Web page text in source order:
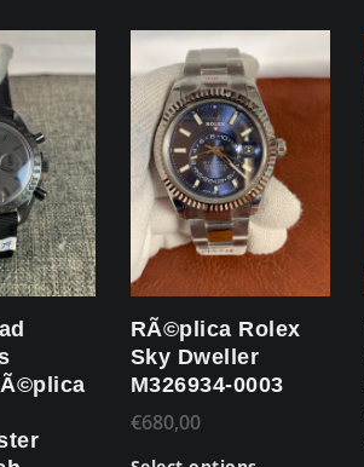
RÃ©plica Rolex
Sky Dweller
M326934-0003
€680,00